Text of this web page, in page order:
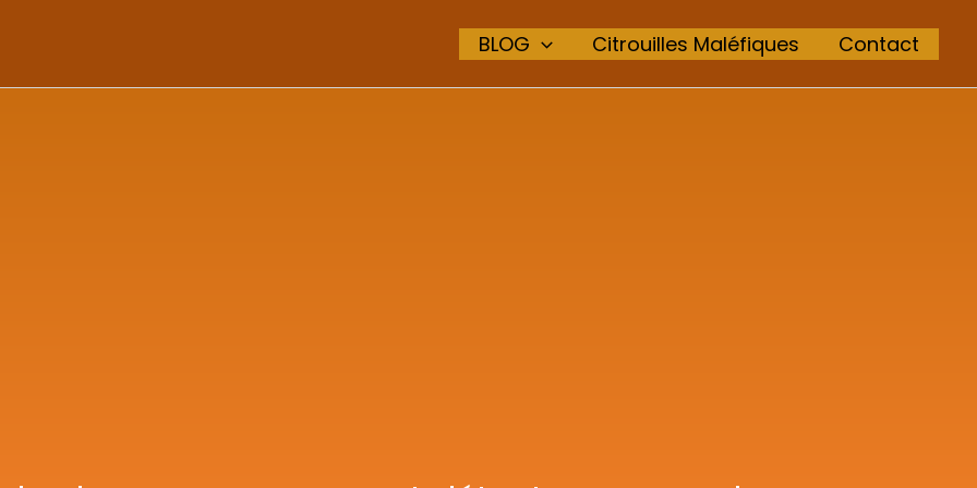
BLOG Citrouilles Maléfiques Contact